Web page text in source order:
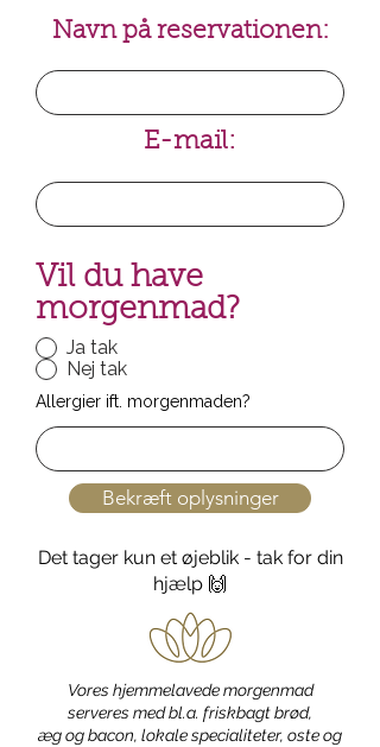
Navn på reservationen:
E-mail:
Vil du have
morgenmad?
Ja tak
Nej tak
Allergier ift. morgenmaden?
Bekræft oplysninger
Det tager kun et øjeblik - tak for din
hjælp 🙌
Vores hjemmelavede morgenmad
serveres med bl.a. friskbagt brød,
æg og bacon, lokale specialiteter, oste og